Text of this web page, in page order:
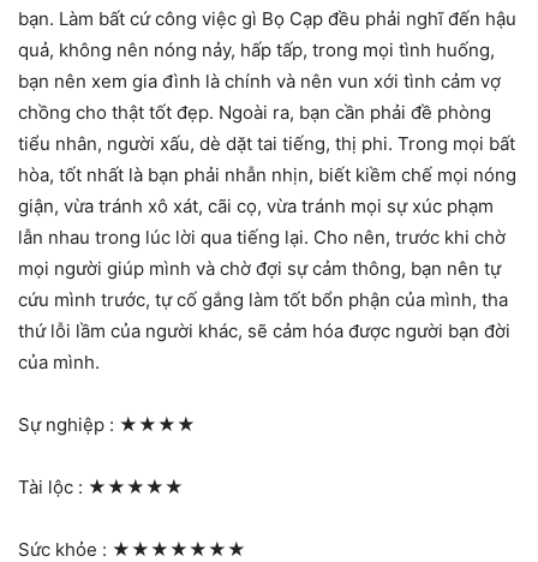
bạn. Làm bất cứ công việc gì Bọ Cạp đều phải nghĩ đến hậu
quả, không nên nóng nảy, hấp tấp, trong mọi tình huống,
bạn nên xem gia đình là chính và nên vun xới tình cảm vợ
chồng cho thật tốt đẹp. Ngoài ra, bạn cần phải đề phòng
tiểu nhân, người xấu, dè dặt tai tiếng, thị phi. Trong mọi bất
hòa, tốt nhất là bạn phải nhẫn nhịn, biết kiềm chế mọi nóng
giận, vừa tránh xô xát, cãi cọ, vừa tránh mọi sự xúc phạm
lẫn nhau trong lúc lời qua tiếng lại. Cho nên, trước khi chờ
mọi người giúp mình và chờ đợi sự cảm thông, bạn nên tự
cứu mình trước, tự cố gắng làm tốt bổn phận của mình, tha
thứ lỗi lầm của người khác, sẽ cảm hóa được người bạn đời
của mình.
Sự nghiệp : ★★★★
Tài lộc : ★★★★★
Sức khỏe : ★★★★★★★